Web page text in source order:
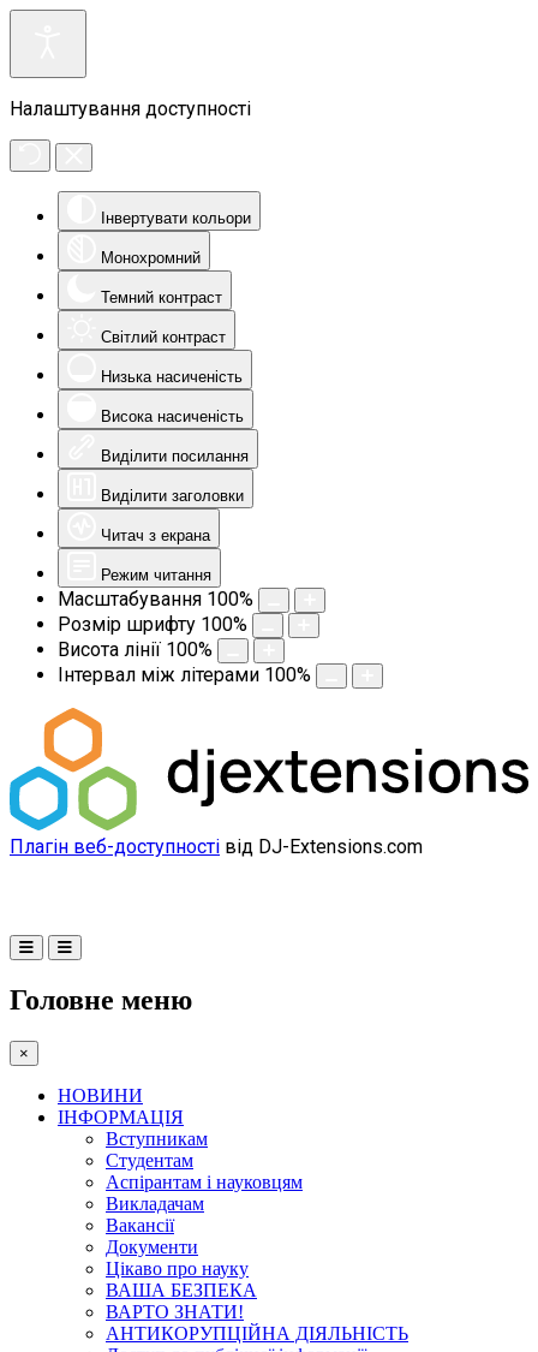
Налаштування доступності
Інвертувати кольори
Монохромний
Темний контраст
Світлий контраст
Низька насиченість
Висока насиченість
Виділити посилання
Виділити заголовки
Читач з екрана
Режим читання
Масштабування 100%
Розмір шрифту 100%
Висота лінії 100%
Інтервал між літерами 100%
Плагін веб-доступності від DJ-Extensions.com
Головне меню
×
НОВИНИ
ІНФОРМАЦІЯ
Вступникам
Студентам
Аспірантам і науковцям
Викладачам
Вакансії
Документи
Цікаво про науку
ВАША БЕЗПЕКА
ВАРТО ЗНАТИ!
АНТИКОРУПЦІЙНА ДІЯЛЬНІСТЬ